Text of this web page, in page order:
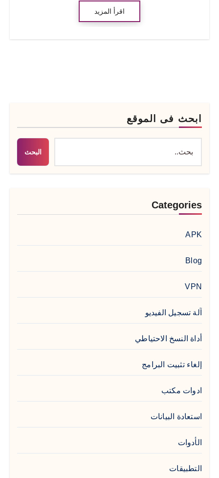
اقرأ المزيد
ابحث فى الموقع
البحث
Categories
APK
Blog
VPN
آلة تسجيل الفيديو
أداة النسخ الاحتياطي
إلغاء تثبيت البرامج
ادوات مكتب
استعادة البيانات
الأدوات
التطبيقات